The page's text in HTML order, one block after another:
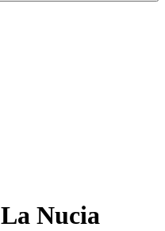
La Nucia